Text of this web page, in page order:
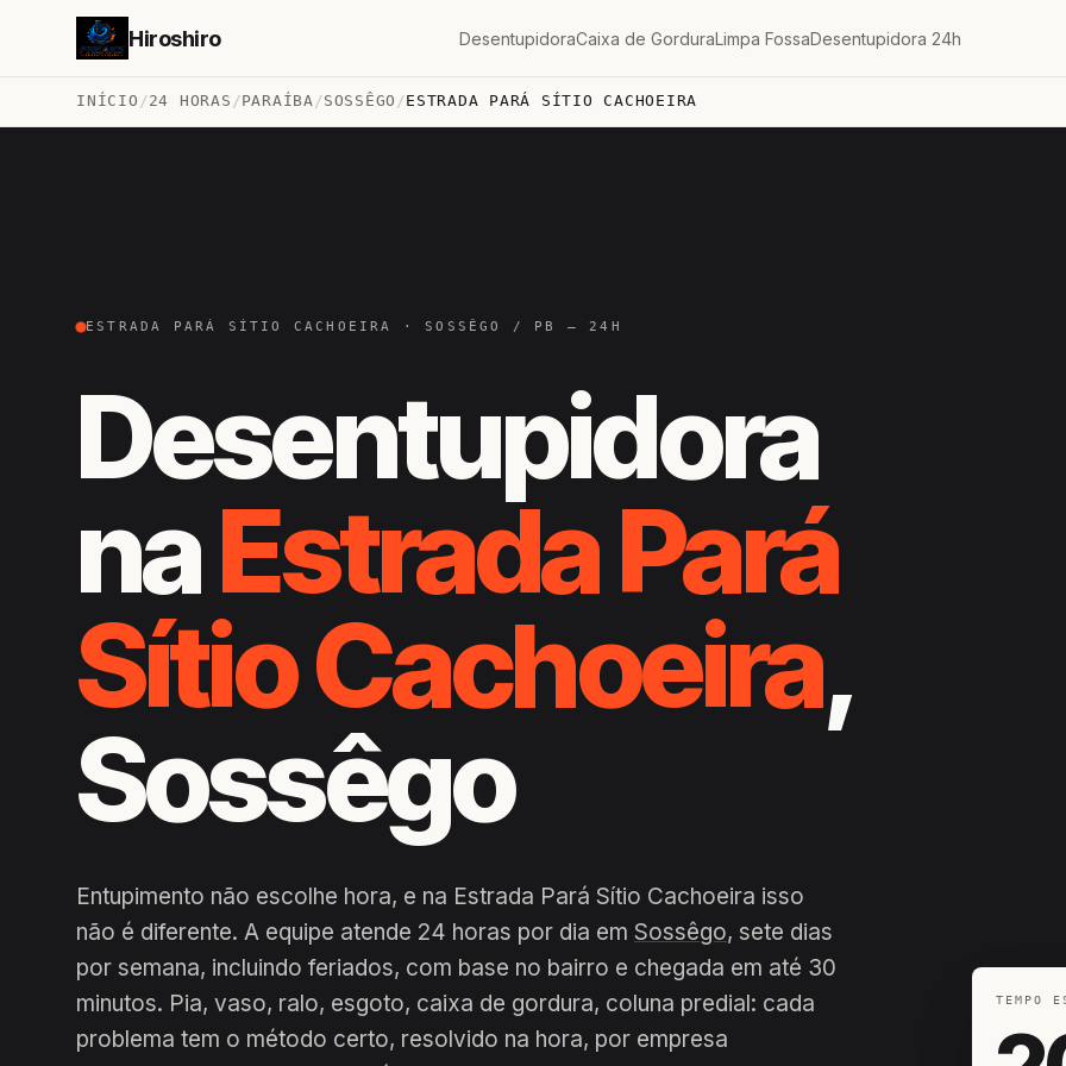
Hiroshiro DesentupidoraCaixa de GorduraLimpa FossaDesentupidora 24h
INÍCIO /24 HORAS /PARAÍBA /SOSSÊGO /ESTRADA PARÁ SÍTIO CACHOEIRA
ESTRADA PARÁ SÍTIO CACHOEIRA · SOSSÊGO / PB — 24H
Desentupidora
naEstrada Pará
Sítio Cachoeira,
Sossêgo
Entupimento não escolhe hora, e na Estrada Pará Sítio Cachoeira isso
não é diferente. A equipe atende 24 horas por dia em Sossêgo, sete dias
por semana, incluindo feriados, com base no bairro e chegada em até 30
minutos. Pia, vaso, ralo, esgoto, caixa de gordura, coluna predial: cada
problema tem o método certo, resolvido na hora, por empresa
TEMPO